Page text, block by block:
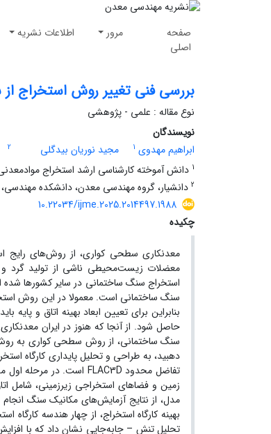
صفحه
اصلی
مرور اطلاعات نشریه
بررسی فنی تغییر روش استخراج
نوع مقاله : علمی - پژوهشی
نویسندگان
ابراهیم مهدوی 1 مجید نوریان بیدگلی
2
1 دانش آموخته کارشناسی ارشد استخراج
2 دانشیار، گروه مهندسی معدن، دانشکده مهندسی،
10.22034/ijme.2025.2014497.1988
چکیده
معدنکاری سطحی کواری، از روش‌‌های رایج
معضلات زیست‌محیطی ناشی از تولید گرد و
استخراج سنگ ساختمانی‌‌ در سایر کشورها شده
سنگ ساختمانی است. معمولا در این روش
بنابراین برای تعیین ابعاد بهینه اتاق و
حاصل شود. از آنجا که هنوز در ایران
سنگ ساختمانی، از روش سطحی کواری به روش
دهبید، به طراحی و تحلیل پایداری کارگاه‌‌
زمین و فضاهای استخراجی زیرزمینی،